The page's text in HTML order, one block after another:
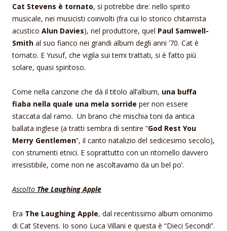
Cat Stevens è tornato, si potrebbe dire: nello spirito
musicale, nei musicisti coinvolti (fra cui lo storico chitarrista
acustico Alun Davies), nel produttore, quel Paul Samwell-
Smith al suo fianco nei grandi album degli anni ’70. Cat è
tornato. E Yusuf, che vigila sui temi trattati, si è fatto più
solare, quasi spiritoso.
Come nella canzone che dà il titolo all’album, una buffa
fiaba nella quale una mela sorride per non essere
staccata dal ramo. Un brano che mischia toni da antica
ballata inglese (a tratti sembra di sentire “God Rest You
Merry Gentlemen”, il canto natalizio del sedicesimo secolo),
con strumenti etnici. E soprattutto con un ritornello davvero
irresistibile, come non ne ascoltavamo da un bel po’.
Ascolto The Laughing Apple
Era The Laughing Apple, dal recentissimo album omonimo
di Cat Stevens. Io sono Luca Villani e questa è “Dieci Secondi”.